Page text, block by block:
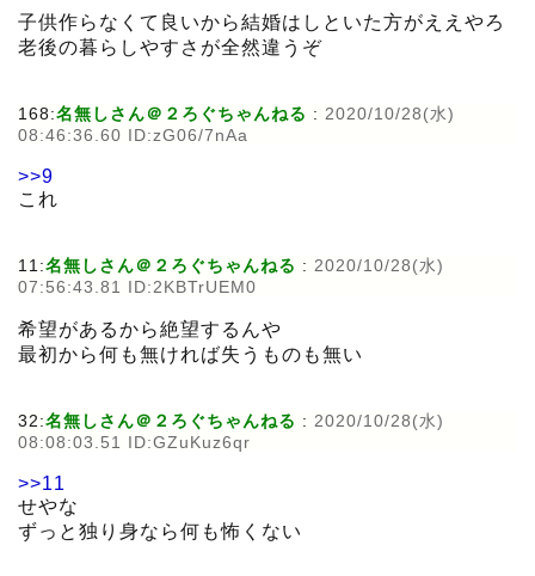
子供作らなくて良いから結婚はしといた方がええやろ
老後の暮らしやすさが全然違うぞ
168:名無しさん＠２ろぐちゃんねる : 2020/10/28(水)
08:46:36.60 ID:zG06/7nAa
>>9
これ
11:名無しさん＠２ろぐちゃんねる : 2020/10/28(水)
07:56:43.81 ID:2KBTrUEM0
希望があるから絶望するんや
最初から何も無ければ失うものも無い
32:名無しさん＠２ろぐちゃんねる : 2020/10/28(水)
08:08:03.51 ID:GZuKuz6qr
>>11
せやな
ずっと独り身なら何も怖くない